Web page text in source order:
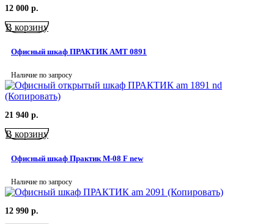
12 000 р.
В корзину
Офисный шкаф ПРАКТИК AMT 0891
Наличие по запросу
21 940 р.
В корзину
Офисный шкаф Практик M-08 F new
Наличие по запросу
12 990 р.